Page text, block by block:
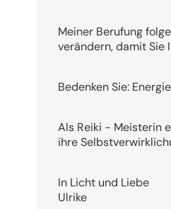
Meiner Berufung
verändern, damit Sie
Bedenken Sie:
Als Reiki - Meisterin
ihre
In Licht und Liebe
Ulrike